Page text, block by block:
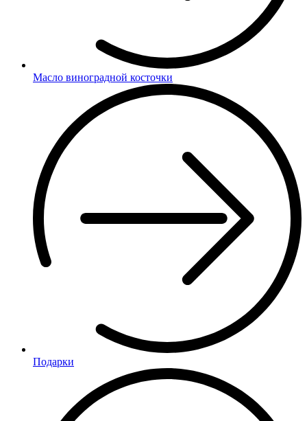
Масло виноградной косточки
Подарки